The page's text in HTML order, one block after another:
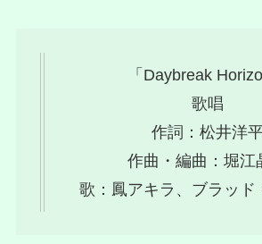
「Daybreak
歌唱
作詞：松井洋
作曲・編曲：堀江
歌：鳳アキラ、ブラッド